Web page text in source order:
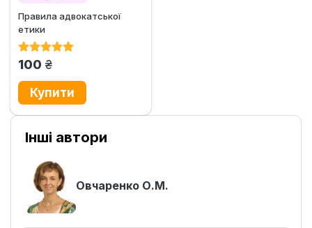
Правила адвокатської
етики
100 грн.
Інші автори
Овчаренко О.М.